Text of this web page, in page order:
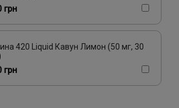
грн
420 Liquid Кавун Лимон (50 мг, 30
грн